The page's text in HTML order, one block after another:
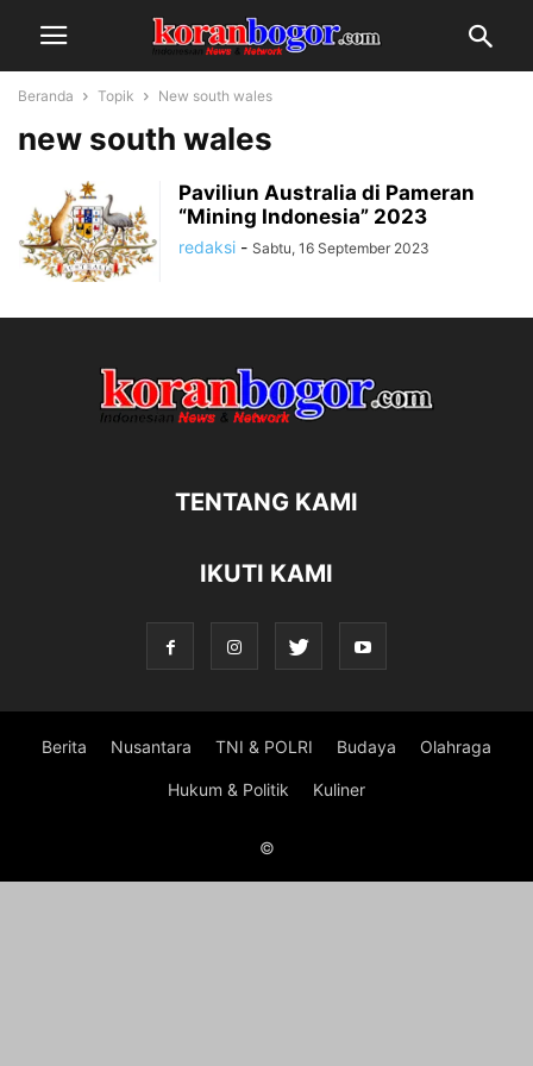
Beranda Topik New south wales
new south wales
Paviliun Australia di Pameran
“Mining Indonesia” 2023
redaksi - Sabtu, 16 September 2023
TENTANG KAMI
IKUTI KAMI
Berita Nusantara TNI & POLRI Budaya Olahraga
Hukum & Politik Kuliner
©